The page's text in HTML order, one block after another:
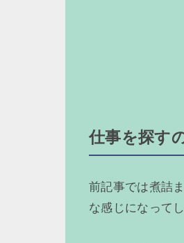
仕事を探す
前記事では煮詰
な感じになって